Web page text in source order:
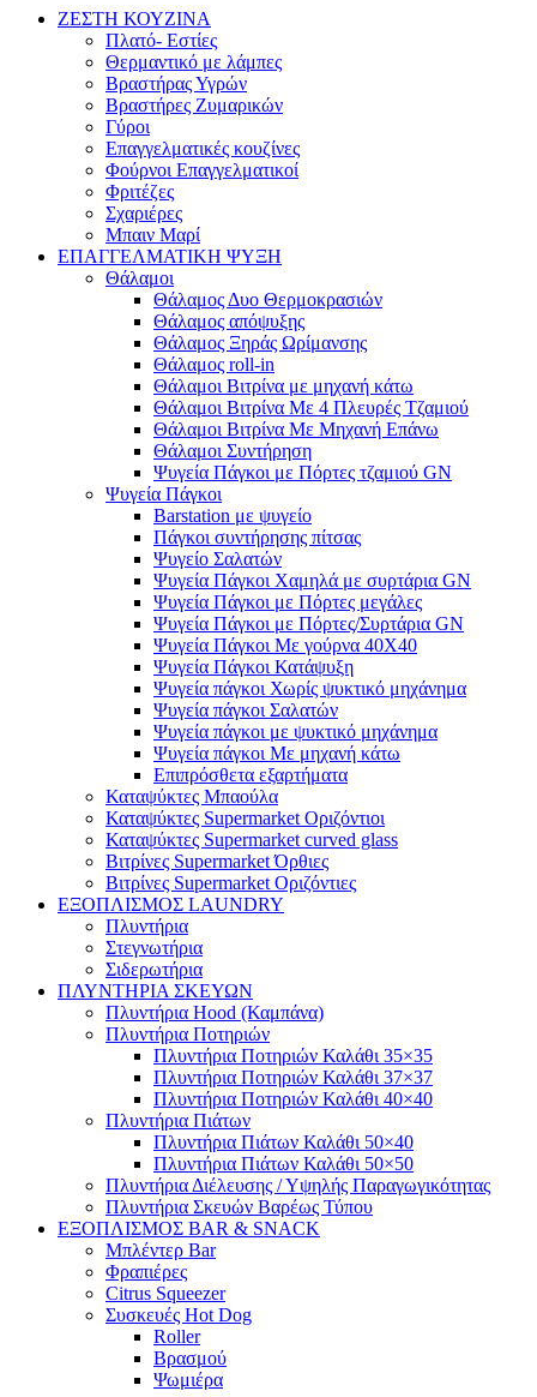
ΖΕΣΤΗ ΚΟΥΖΙΝΑ
Πλατό- Εστίες
Θερμαντικό με λάμπες
Βραστήρας Υγρών
Βραστήρες Ζυμαρικών
Γύροι
Επαγγελματικές κουζίνες
Φούρνοι Επαγγελματικοί
Φριτέζες
Σχαριέρες
Μπαιν Μαρί
ΕΠΑΓΓΕΛΜΑΤΙΚΗ ΨΥΞΗ
Θάλαμοι
Θάλαμος Δυο Θερμοκρασιών
Θάλαμος απόψυξης
Θάλαμος Ξηράς Ωρίμανσης
Θάλαμος roll-in
Θάλαμοι Βιτρίνα με μηχανή κάτω
Θάλαμοι Βιτρίνα Με 4 Πλευρές Τζαμιού
Θάλαμοι Βιτρίνα Με Μηχανή Επάνω
Θάλαμοι Συντήρηση
Ψυγεία Πάγκοι με Πόρτες τζαμιού GN
Ψυγεία Πάγκοι
Barstation με ψυγείο
Πάγκοι συντήρησης πίτσας
Ψυγείο Σαλατών
Ψυγεία Πάγκοι Χαμηλά με συρτάρια GN
Ψυγεία Πάγκοι με Πόρτες μεγάλες
Ψυγεία Πάγκοι με Πόρτες/Συρτάρια GN
Ψυγεία Πάγκοι Με γούρνα 40Χ40
Ψυγεία Πάγκοι Κατάψυξη
Ψυγεία πάγκοι Χωρίς ψυκτικό μηχάνημα
Ψυγεία πάγκοι Σαλατών
Ψυγεία πάγκοι με ψυκτικό μηχάνημα
Ψυγεία πάγκοι Με μηχανή κάτω
Επιπρόσθετα εξαρτήματα
Καταψύκτες Μπαούλα
Καταψύκτες Supermarket Οριζόντιοι
Καταψύκτες Supermarket curved glass
Βιτρίνες Supermarket Όρθιες
Βιτρίνες Supermarket Οριζόντιες
ΕΞΟΠΛΙΣΜΟΣ LAUNDRY
Πλυντήρια
Στεγνωτήρια
Σιδερωτήρια
ΠΛΥΝΤΗΡΙΑ ΣΚΕΥΩΝ
Πλυντήρια Hood (Καμπάνα)
Πλυντήρια Ποτηριών
Πλυντήρια Ποτηριών Καλάθι 35×35
Πλυντήρια Ποτηριών Καλάθι 37×37
Πλυντήρια Ποτηριών Καλάθι 40×40
Πλυντήρια Πιάτων
Πλυντήρια Πιάτων Καλάθι 50×40
Πλυντήρια Πιάτων Καλάθι 50×50
Πλυντήρια Διέλευσης / Υψηλής Παραγωγικότητας
Πλυντήρια Σκευών Βαρέως Τύπου
ΕΞΟΠΛΙΣΜΟΣ BAR & SNACK
Μπλέντερ Bar
Φραπιέρες
Citrus Squeezer
Συσκευές Hot Dog
Roller
Βρασμού
Ψωμιέρα